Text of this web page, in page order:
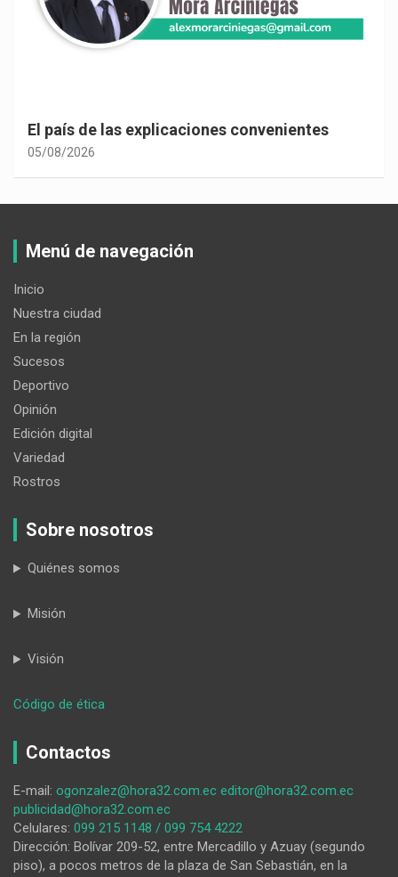
El país de las explicaciones convenientes
05/08/2026
Menú de navegación
Inicio
Nuestra ciudad
En la región
Sucesos
Deportivo
Opinión
Edición digital
Variedad
Rostros
Sobre nosotros
Quiénes somos
Misión
Visión
Código de ética
da
del
trabajo
que
viene
realizando
Contactos
E-mail: ogonzalez@hora32.com.ec editor@hora32.com.ec
publicidad@hora32.com.ec
Celulares: 099 215 1148 / 099 754 4222
Dirección: Bolívar 209-52, entre Mercadillo y Azuay (segundo
piso), a pocos metros de la plaza de San Sebastián, en la